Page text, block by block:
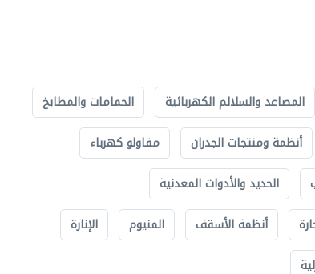
المصاعد والسلالم الكهربائية
الحمامات والمطابخ
أنظمة ومنتجات الجدران
مقاولو كهرباء
الحديد والأدوات المعدنية
أنظمة الأسقف المنيوم
الإنارة